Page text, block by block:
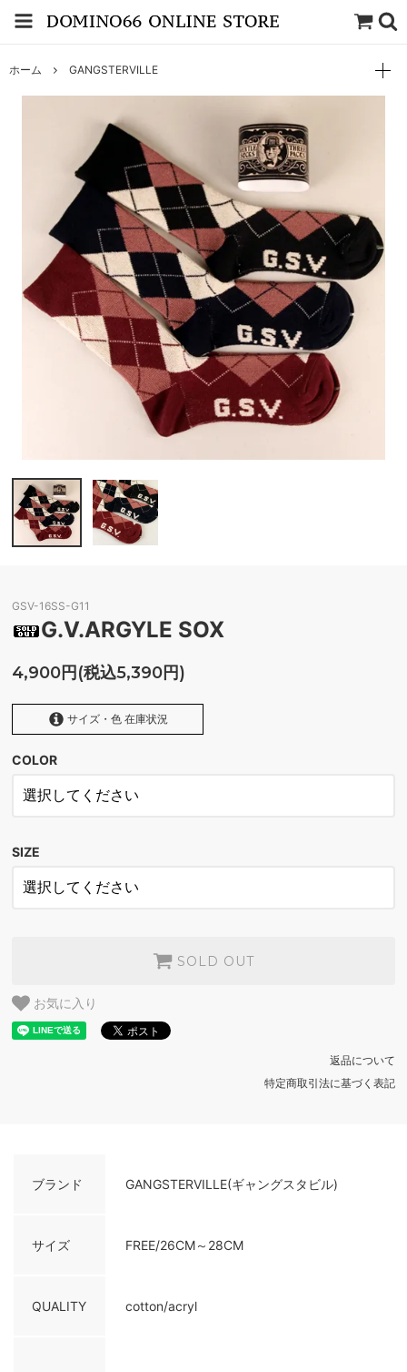
ホーム GANGSTERVILLE
GSV-16SS-G11
G.V.ARGYLE SOX
4,900円(税込5,390円)
サイズ・色 在庫状況
COLOR
SIZE
SOLD OUT
お気に入り
返品について
特定商取引法に基づく表記
ブランド GANGSTERVILLE(ギャングスタビル)
サイズ FREE/26CM～28CM
QUALITY cotton/acryl